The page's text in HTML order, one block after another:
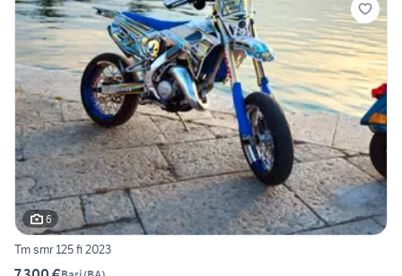
6
Tm smr 125 fi 2023